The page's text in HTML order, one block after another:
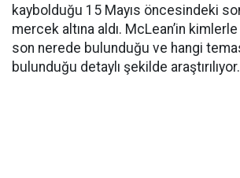
kaybolduğu 15 Mayıs öncesindeki
mercek altına aldı. McLean’in
son nerede bulunduğu ve hangi
bulunduğu detaylı şekilde araştırılıyor.